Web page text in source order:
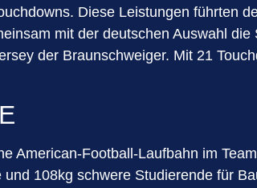
Diese Leistungen führten
mit der deutschen Auswahl
der Braunschweiger. Mit 21
American-Football-Laufbahn im
108kg schwere Studierende für